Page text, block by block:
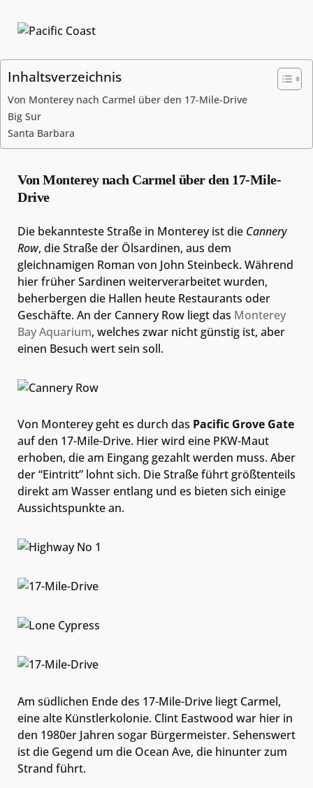
Inhaltsverzeichnis
Von Monterey nach Carmel über den 17-Mile-Drive
Big Sur
Santa Barbara
Von Monterey nach Carmel über den 17-Mile-
Drive
Die bekannteste Straße in Monterey ist die Cannery
Row, die Straße der Ölsardinen, aus dem
gleichnamigen Roman von John Steinbeck. Während
hier früher Sardinen weiterverarbeitet wurden,
beherbergen die Hallen heute Restaurants oder
Geschäfte. An der Cannery Row liegt das Monterey
Bay Aquarium, welches zwar nicht günstig ist, aber
einen Besuch wert sein soll.
Von Monterey geht es durch das Pacific Grove Gate
auf den 17-Mile-Drive. Hier wird eine PKW-Maut
erhoben, die am Eingang gezahlt werden muss. Aber
der “Eintritt” lohnt sich. Die Straße führt größtenteils
direkt am Wasser entlang und es bieten sich einige
Aussichtspunkte an.
Am südlichen Ende des 17-Mile-Drive liegt Carmel,
eine alte Künstlerkolonie. Clint Eastwood war hier in
den 1980er Jahren sogar Bürgermeister. Sehenswert
ist die Gegend um die Ocean Ave, die hinunter zum
Strand führt.